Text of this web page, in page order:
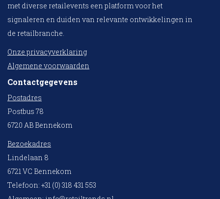
met diverse retailevents een platform voor het
signaleren en duiden van relevante ontwikkelingen in
de retailbranche.
Onze privacyverklaring
Algemene voorwaarden
Contactgegevens
Postadres
Postbus 78
6720 AB Bennekom
Bezoekadres
Lindelaan 8
6721 VC Bennekom
Telefoon: +31 (0) 318 431 553